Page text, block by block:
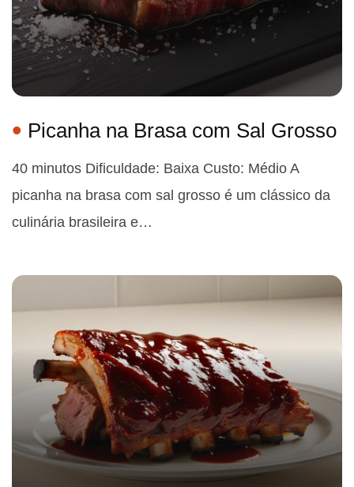
Picanha na Brasa com Sal Grosso
40 minutos Dificuldade: Baixa Custo: Médio A
picanha na brasa com sal grosso é um clássico da
culinária brasileira e…